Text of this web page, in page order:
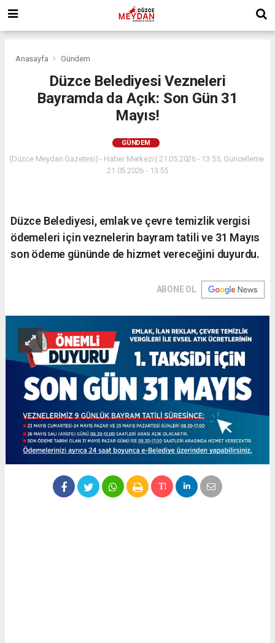
Anasayfa Gündem
Düzce Belediyesi Vezneleri
Bayramda da Açık: Son Gün 31
Mayıs!
GÜNDEM
(Düzce Meydan Gazetesi) - Haber Merkezi | 21.05.2026 - 13:55, Güncelleme:
21.05.2026 - 13:55
Düzce Belediyesi, emlak ve çevre temizlik vergisi
ödemeleri için veznelerin bayram tatili ve 31 Mayıs
son ödeme gününde de hizmet vereceğini duyurdu.
ABONE OL